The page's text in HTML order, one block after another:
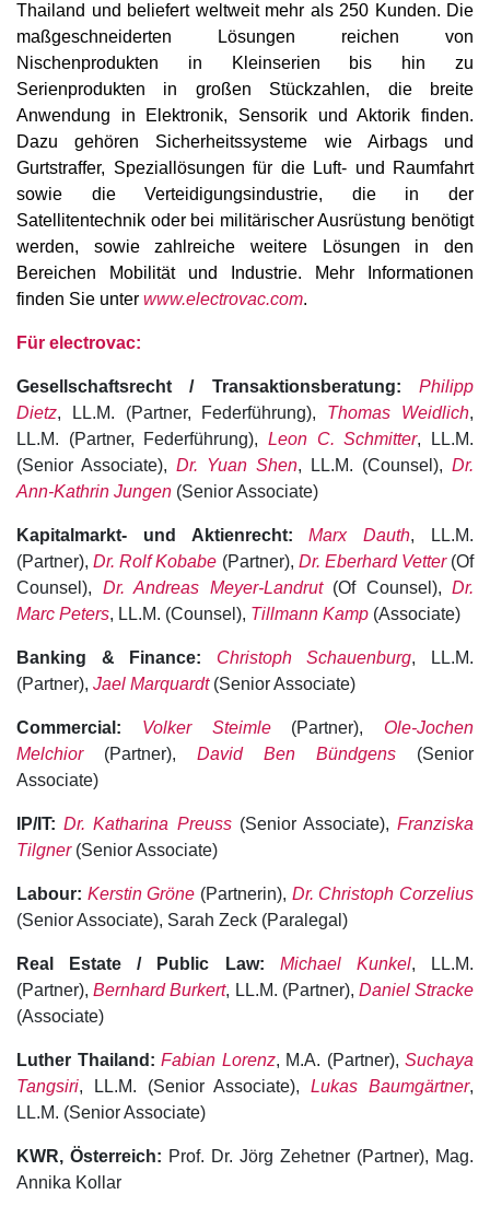
Thailand und beliefert weltweit mehr als 250 Kunden. Die
maßgeschneiderten Lösungen reichen von
Nischenprodukten in Kleinserien bis hin zu
Serienprodukten in großen Stückzahlen, die breite
Anwendung in Elektronik, Sensorik und Aktorik finden.
Dazu gehören Sicherheitssysteme wie Airbags und
Gurtstraffer, Speziallösungen für die Luft- und Raumfahrt
sowie die Verteidigungsindustrie, die in der
Satellitentechnik oder bei militärischer Ausrüstung benötigt
werden, sowie zahlreiche weitere Lösungen in den
Bereichen Mobilität und Industrie. Mehr Informationen
finden Sie unter www.electrovac.com.
Für electrovac:
Gesellschaftsrecht / Transaktionsberatung: Philipp
Dietz, LL.M. (Partner, Federführung), Thomas Weidlich,
LL.M. (Partner, Federführung), Leon C. Schmitter, LL.M.
(Senior Associate), Dr. Yuan Shen, LL.M. (Counsel), Dr.
Ann-Kathrin Jungen (Senior Associate)
Kapitalmarkt- und Aktienrecht:Marx Dauth, LL.M.
(Partner), Dr. Rolf Kobabe (Partner), Dr. Eberhard Vetter(Of
Counsel), Dr. Andreas Meyer-Landrut(Of Counsel), Dr.
Marc Peters, LL.M. (Counsel), Tillmann Kamp (Associate)
Banking & Finance: Christoph Schauenburg, LL.M.
(Partner), Jael Marquardt(Senior Associate)
Commercial: Volker Steimle(Partner), Ole-Jochen
Melchior(Partner), David Ben Bündgens (Senior
Associate)
IP/IT:Dr. Katharina Preuss(Senior Associate),Franziska
Tilgner(Senior Associate)
Labour: Kerstin Gröne (Partnerin), Dr. Christoph Corzelius
(Senior Associate), Sarah Zeck (Paralegal)
Real Estate / Public Law: Michael Kunkel, LL.M.
(Partner),Bernhard Burkert, LL.M. (Partner), Daniel Stracke
(Associate)
Luther Thailand: Fabian Lorenz, M.A. (Partner), Suchaya
Tangsiri, LL.M. (Senior Associate),Lukas Baumgärtner,
LL.M. (Senior Associate)
KWR, Österreich: Prof. Dr. Jörg Zehetner (Partner), Mag.
Annika Kollar